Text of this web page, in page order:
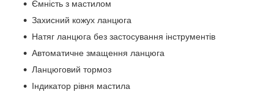
Ємність з мастилом
Захисний кожух ланцюга
Натяг ланцюга без застосування інструментів
Автоматичне змащення ланцюга
Ланцюговий тормоз
Індикатор рівня мастила